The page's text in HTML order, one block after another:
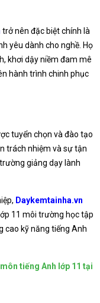
trở nên đặc biệt chính là
yêu dành cho nghề. Họ
khơi dậy niềm đam mê
hành trình chinh phục
tuyển chọn và đào tạo
trách nhiệm và sự tận
giảng dạy lành
Daykemtainha.vn
11 môi trường học tập
cao kỹ năng tiếng Anh
tiếng Anh lớp 11 tại